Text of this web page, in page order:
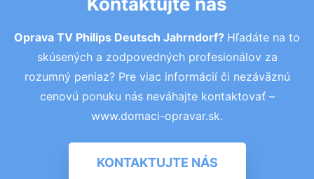
Oprava TV Philips Deutsch Jahrndorf? Hľadáte na to
skúsených a zodpovedných profesionálov za
rozumný peniaz? Pre viac informácií či nezáväznú
cenovú ponuku nás neváhajte kontaktovať –
www.domaci-opravar.sk.
KONTAKTUJTE NÁS